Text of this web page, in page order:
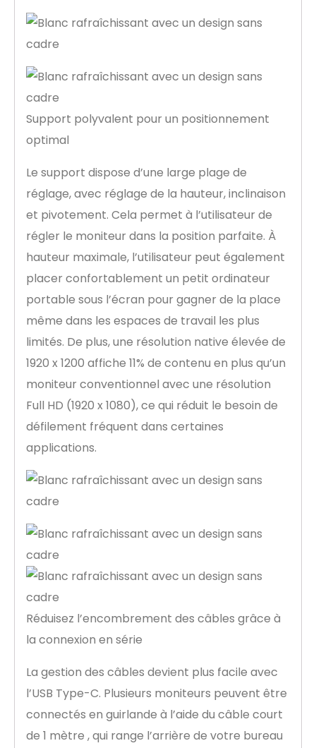
Support polyvalent pour un positionnement
optimal
Le support dispose d’une large plage de
réglage, avec réglage de la hauteur, inclinaison
et pivotement. Cela permet à l’utilisateur de
régler le moniteur dans la position parfaite. À
hauteur maximale, l’utilisateur peut également
placer confortablement un petit ordinateur
portable sous l’écran pour gagner de la place
même dans les espaces de travail les plus
limités. De plus, une résolution native élevée de
1920 x 1200 affiche 11% de contenu en plus qu’un
moniteur conventionnel avec une résolution
Full HD (1920 x 1080), ce qui réduit le besoin de
défilement fréquent dans certaines
applications.
Réduisez l’encombrement des câbles grâce à
la connexion en série
La gestion des câbles devient plus facile avec
l’USB Type-C. Plusieurs moniteurs peuvent être
connectés en guirlande à l’aide du câble court
de 1 mètre , qui range l’arrière de votre bureau